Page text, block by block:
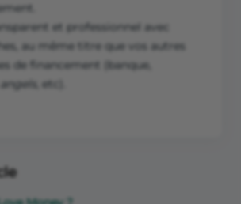
et professionnel avec
au même titre que vos autres
de financement (banque,
, etc).